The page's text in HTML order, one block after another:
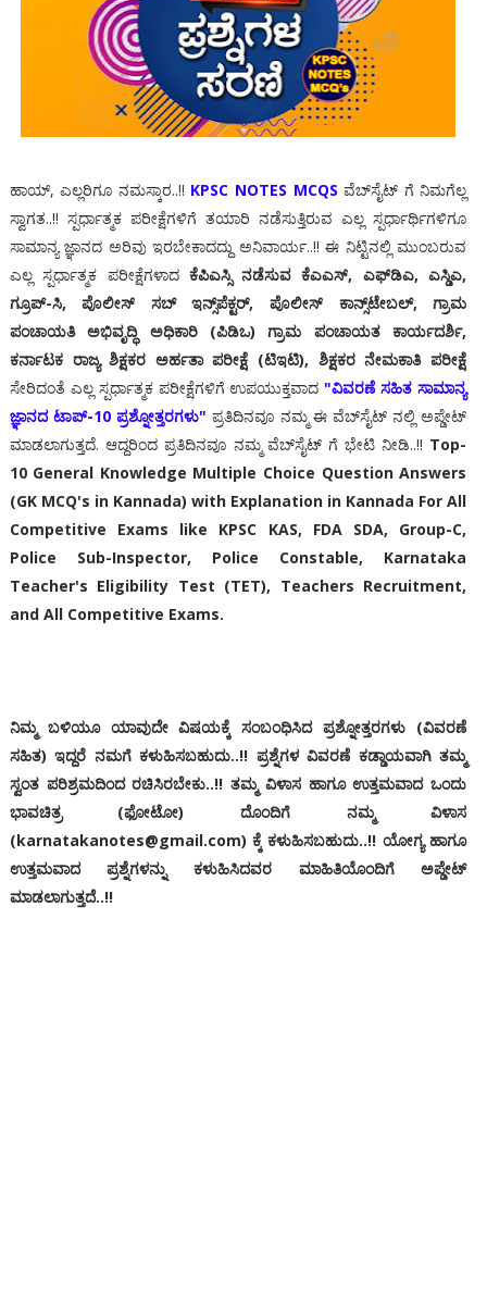
ಹಾಯ್, ಎಲ್ಲರಿಗೂ ನಮಸ್ಕಾರ..!! KPSC NOTES MCQS ವೆಬ್‌ಸೈಟ್ ಗೆ ನಿಮಗೆಲ್ಲ
ಸ್ವಾಗತ..!! ಸ್ಪರ್ಧಾತ್ಮಕ ಪರೀಕ್ಷೆಗಳಿಗೆ ತಯಾರಿ ನಡೆಸುತ್ತಿರುವ ಎಲ್ಲ ಸ್ಪರ್ಧಾರ್ಥಿಗಳಿಗೂ
ಸಾಮಾನ್ಯ ಜ್ಞಾನದ ಅರಿವು ಇರಬೇಕಾದದ್ದು ಅನಿವಾರ್ಯ..!! ಈ ನಿಟ್ಟಿನಲ್ಲಿ ಮುಂಬರುವ
ಎಲ್ಲ ಸ್ಪರ್ಧಾತ್ಮಕ ಪರೀಕ್ಷೆಗಳಾದ ಕೆಪಿಎಸ್ಸಿ ನಡೆಸುವ ಕೆಎಎಸ್, ಎಫ್‌ಡಿಎ, ಎಸ್ಡಿಎ,
ಗ್ರೂಪ್-ಸಿ, ಪೊಲೀಸ್ ಸಬ್ ಇನ್ಸ್‌ಪೆಕ್ಟರ್, ಪೊಲೀಸ್ ಕಾನ್ಸ್‌ಟೇಬಲ್, ಗ್ರಾಮ
ಪಂಚಾಯತಿ ಅಭಿವೃದ್ಧಿ ಅಧಿಕಾರಿ (ಪಿಡಿಒ) ಗ್ರಾಮ ಪಂಚಾಯತ ಕಾರ್ಯದರ್ಶಿ,
ಕರ್ನಾಟಕ ರಾಜ್ಯ ಶಿಕ್ಷಕರ ಅರ್ಹತಾ ಪರೀಕ್ಷೆ (ಟಿಇಟಿ), ಶಿಕ್ಷಕರ ನೇಮಕಾತಿ ಪರೀಕ್ಷೆ
ಸೇರಿದಂತೆ ಎಲ್ಲ ಸ್ಪರ್ಧಾತ್ಮಕ ಪರೀಕ್ಷೆಗಳಿಗೆ ಉಪಯುಕ್ತವಾದ "ವಿವರಣೆ ಸಹಿತ ಸಾಮಾನ್ಯ
ಜ್ಞಾನದ ಟಾಪ್-10 ಪ್ರಶ್ನೋತ್ತರಗಳು" ಪ್ರತಿದಿನವೂ ನಮ್ಮ ಈ ವೆಬ್‌ಸೈಟ್ ನಲ್ಲಿ ಅಪ್ಡೇಟ್
ಮಾಡಲಾಗುತ್ತದೆ. ಆದ್ದರಿಂದ ಪ್ರತಿದಿನವೂ ನಮ್ಮ ವೆಬ್‌ಸೈಟ್ ಗೆ ಭೇಟಿ ನೀಡಿ..!! Top-
10 General Knowledge Multiple Choice Question Answers
(GK MCQ's in Kannada) with Explanation in Kannada For All
Competitive Exams like KPSC KAS, FDA SDA, Group-C,
Police Sub-Inspector, Police Constable, Karnataka
Teacher's Eligibility Test (TET), Teachers Recruitment,
and All Competitive Exams.
ನಿಮ್ಮ ಬಳಿಯೂ ಯಾವುದೇ ವಿಷಯಕ್ಕೆ ಸಂಬಂಧಿಸಿದ ಪ್ರಶ್ನೋತ್ತರಗಳು (ವಿವರಣೆ
ಸಹಿತ) ಇದ್ದರೆ ನಮಗೆ ಕಳುಹಿಸಬಹುದು..!! ಪ್ರಶ್ನೆಗಳ ವಿವರಣೆ ಕಡ್ಡಾಯವಾಗಿ ತಮ್ಮ
ಸ್ವಂತ ಪರಿಶ್ರಮದಿಂದ ರಚಿಸಿರಬೇಕು..!! ತಮ್ಮ ವಿಳಾಸ ಹಾಗೂ ಉತ್ತಮವಾದ ಒಂದು
ಭಾವಚಿತ್ರ (ಫೋಟೋ) ದೊಂದಿಗೆ ನಮ್ಮ ವಿಳಾಸ
(karnatakanotes@gmail.com) ಕ್ಕೆ ಕಳುಹಿಸಬಹುದು..!! ಯೋಗ್ಯ ಹಾಗೂ
ಉತ್ತಮವಾದ ಪ್ರಶ್ನೆಗಳನ್ನು ಕಳುಹಿಸಿದವರ ಮಾಹಿತಿಯೊಂದಿಗೆ ಅಪ್ಡೇಟ್
ಮಾಡಲಾಗುತ್ತದೆ..!!